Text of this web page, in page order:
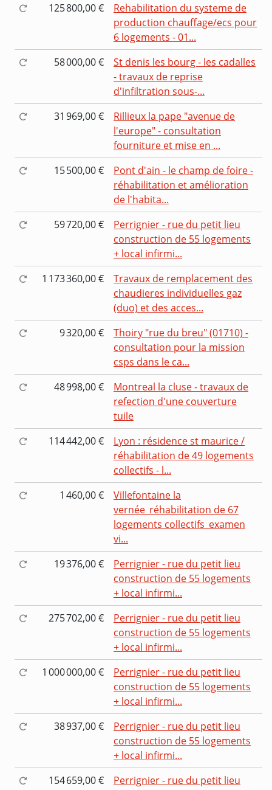
125 800,00 €
Rehabilitation du systeme de
production chauffage/ecs pour
6 logements - 01...
58 000,00 €
St denis les bourg - les cadalles
- travaux de reprise
d'infiltration sous-...
31 969,00 €
Rillieux la pape "avenue de
l'europe" - consultation
fourniture et mise en ...
15 500,00 €
Pont d'ain - le champ de foire -
réhabilitation et amélioration
de l'habita...
59 720,00 €
Perrignier - rue du petit lieu
construction de 55 logements
+ local infirmi...
1 173 360,00 €
Travaux de remplacement des
chaudieres individuelles gaz
(duo) et des acces...
9 320,00 €
Thoiry "rue du breu" (01710) -
consultation pour la mission
csps dans le ca...
48 998,00 €
Montreal la cluse - travaux de
refection d'une couverture
tuile
114 442,00 €
Lyon : résidence st maurice /
réhabilitation de 49 logements
collectifs - l...
1 460,00 €
Villefontaine la
vernée_réhabilitation de 67
logements collectifs_examen
vi...
19 376,00 €
Perrignier - rue du petit lieu
construction de 55 logements
+ local infirmi...
275 702,00 €
Perrignier - rue du petit lieu
construction de 55 logements
+ local infirmi...
1 000 000,00 €
Perrignier - rue du petit lieu
construction de 55 logements
+ local infirmi...
38 937,00 €
Perrignier - rue du petit lieu
construction de 55 logements
+ local infirmi...
154 659,00 €
Perrignier - rue du petit lieu